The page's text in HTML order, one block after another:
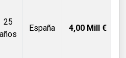
25
años
España 4,00 Mill €